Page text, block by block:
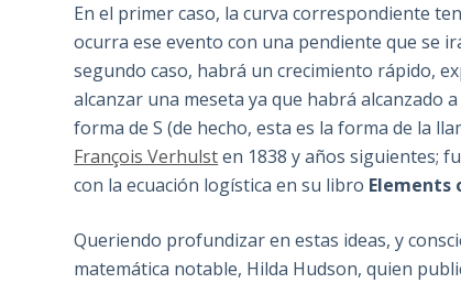
En el primer caso, la curva correspondiente
ocurra ese evento con una pendiente que se
segundo caso, habrá un crecimiento rápido,
alcanzar una meseta ya que habrá alcanzado
forma de S (de hecho, esta es la forma de la
François Verhulsten 1838 y años siguientes;
con la ecuación logística en su libro Elements
Queriendo profundizar en estas ideas, y
matemática notable, Hilda Hudson, quien